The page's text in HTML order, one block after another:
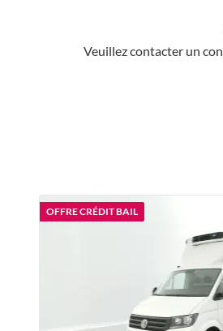
Veuillez contacter un
OFFRE CRÉDIT BAIL